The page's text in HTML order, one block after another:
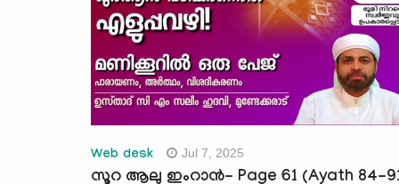
Web desk Jul 7, 2025
സൂറ ആലു ഇംറാന്‍- Page 61 (Ayath 84-